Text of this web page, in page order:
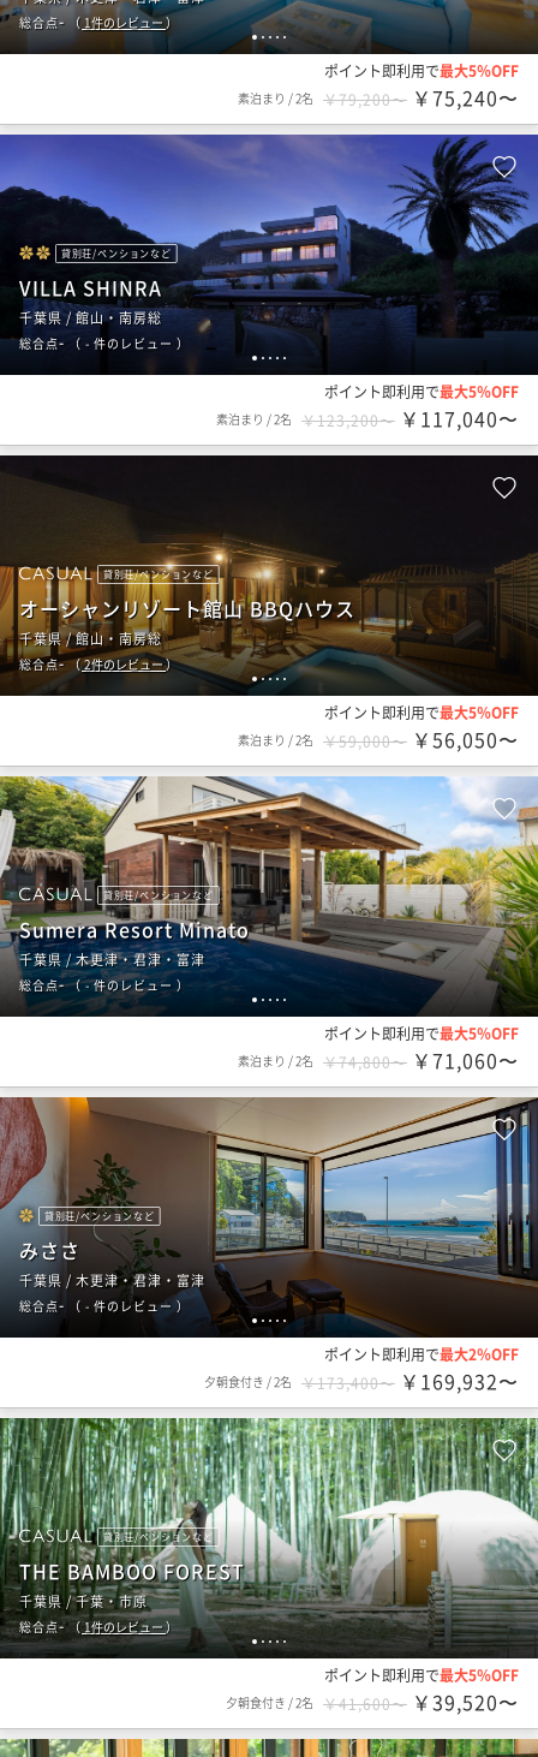
12 3 4 5
総合点- （ 1件のレビュー）
ポイント即利用で最大5％OFF
素泊まり /2名 ￥79,200〜 ￥75,240〜
1 2 3 4 5
貸別荘/ペンションなど
VILLA SHINRA
千葉県 / 館山・南房総
総合点- （ - 件のレビュー ）
ポイント即利用で最大5％OFF
素泊まり /2名 ￥123,200〜 ￥117,040〜
1234 5
貸別荘/ペンションなど
オーシャンリゾート館山 BBQハウス
千葉県 / 館山・南房総
総合点-（2件のレビュー）
ポイント即利用で最大5％OFF
素泊まり /2名 ￥59,000〜 ￥56,050〜
1 2 3 4 5
貸別荘/ペンションなど
Sumera Resort Minato
千葉県 / 木更津・君津・富津
総合点-（- 件のレビュー ）
ポイント即利用で最大5％OFF
素泊まり /2名 ￥74,800〜 ￥71,060〜
1 2 3 4 5
貸別荘/ペンションなど
みささ
千葉県 / 木更津・君津・富津
総合点- （ - 件のレビュー ）
ポイント即利用で最大2％OFF
夕朝食付き /2名 ￥173,400〜 ￥169,932〜
1 2 3 45
貸別荘/ペンションなど
THE BAMBOO FOREST
千葉県 / 千葉・市原
総合点-（ 1件のレビュー）
ポイント即利用で最大5％OFF
夕朝食付き /2名 ￥41,600〜 ￥39,520〜